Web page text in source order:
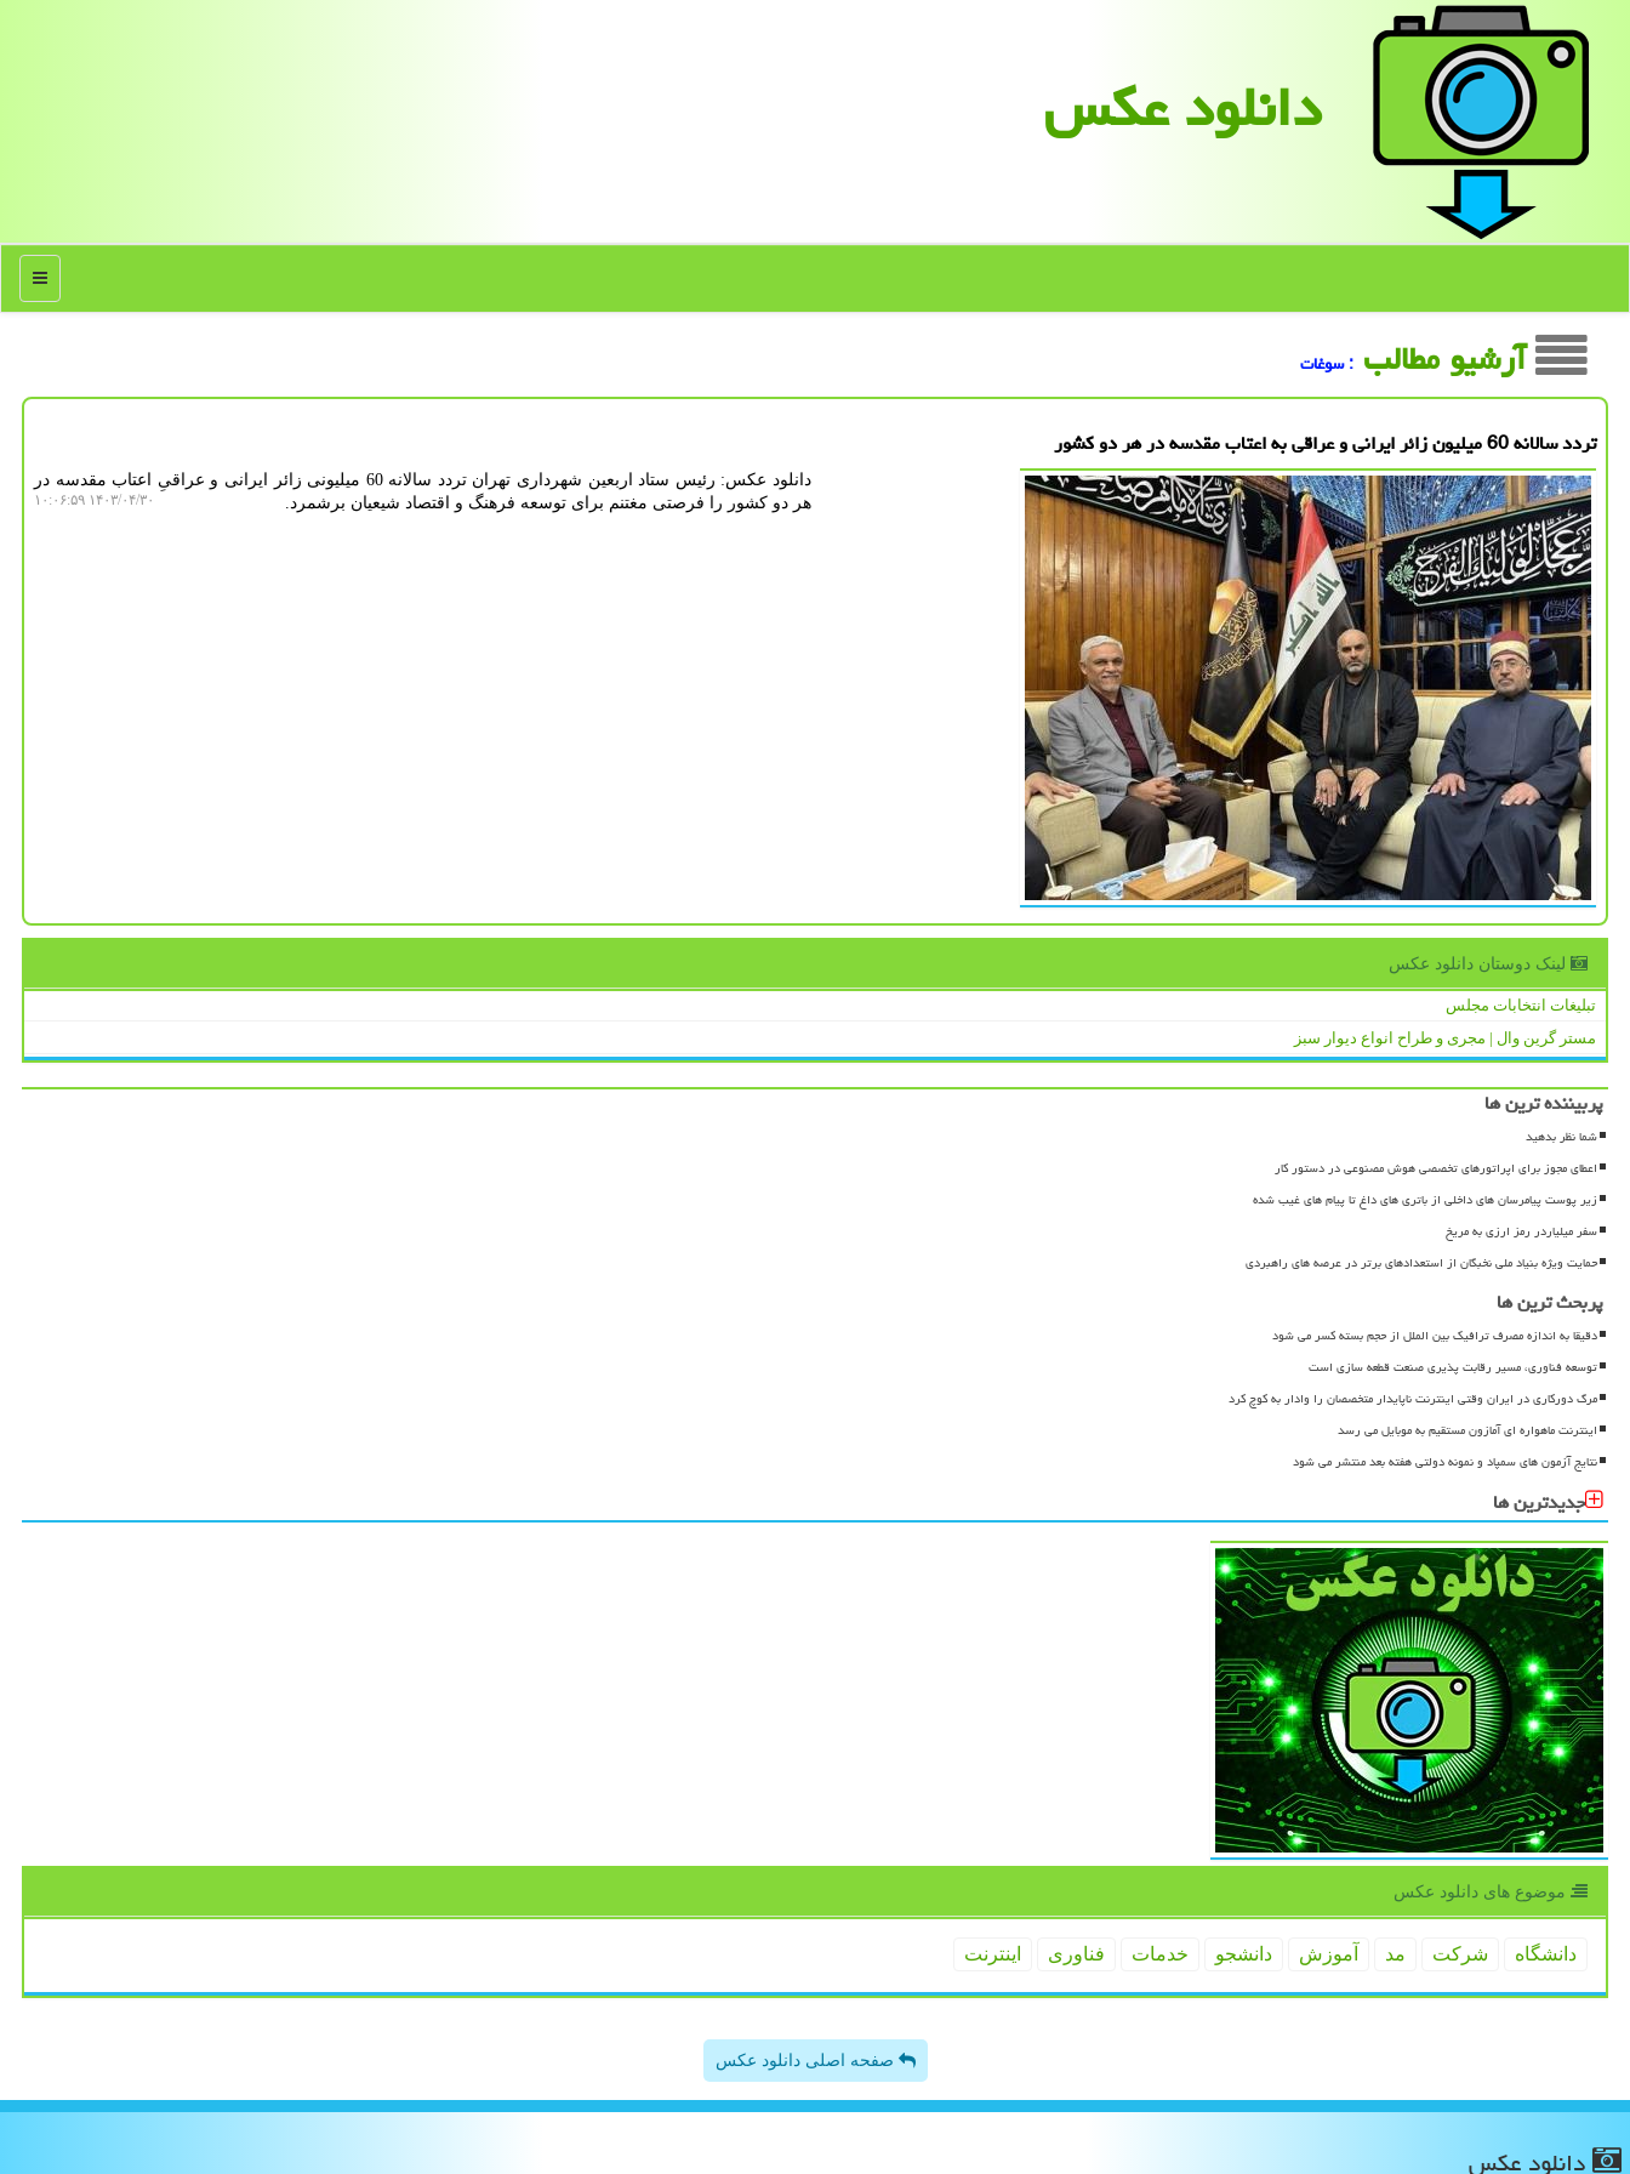
دانلود عكس
منو
آرشیو مطالب : سوغات
تردد سالانه 60 میلیون زائر ایرانی و عراقی به اعتاب مقدسه در هر دو کشور
دانلود عکس: رئیس ستاد اربعین شهرداری تهران تردد سالانه 60 میلیونی زائر ایرانی و عراقیِ اعتاب مقدسه در
هر دو کشور را فرصتی مغتنم برای توسعه فرهنگ و اقتصاد شیعیان برشمرد.
۱۴۰۳/۰۴/۳۰ ۱۰:۰۶:۵۹
لینک دوستان دانلود عكس
تبلیغات انتخابات مجلس
مستر گرین وال | مجری و طراح انواع دیوار سبز
پربیننده ترین ها
شما نظر بدهید
اعطای مجوز برای اپراتورهای تخصصی هوش مصنوعی در دستور کار
زیر پوست پیامرسان های داخلی از باتری های داغ تا پیام های غیب شده
سفر میلیاردر رمز ارزی به مریخ
حمایت ویژه بنیاد ملی نخبگان از استعدادهای برتر در عرصه های راهبردی
پربحث ترین ها
دقیقا به اندازه مصرف ترافیک بین الملل از حجم بسته کسر می شود
توسعه فناوری، مسیر رقابت پذیری صنعت قطعه سازی است
مرگ دورکاری در ایران وقتی اینترنت ناپایدار متخصصان را وادار به کوچ کرد
اینترنت ماهواره ای آمازون مستقیم به موبایل می رسد
نتایج آزمون های سمپاد و نمونه دولتی هفته بعد منتشر می شود
جدیدترین ها
موضوع های دانلود عكس
دانشگاه شركت مد آموزش دانشجو خدمات فناوری اینترنت
صفحه اصلی دانلود عکس
دانلود عكس